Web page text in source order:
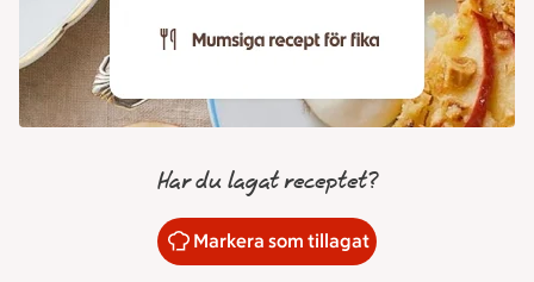
Har du lagat receptet?
Markera som tillagat